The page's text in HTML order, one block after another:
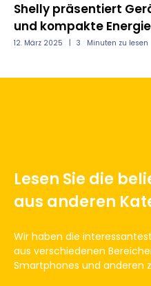
Lesen Sie die
aus anderen
Wir haben die
aus verschiedenen
Smartphones und anderen
Shelly präsentiert
und kompakte
12. März 2025 3 Minuten zu lesen